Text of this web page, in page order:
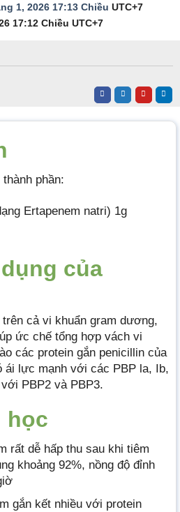
1, 2026 17:13 Chiều UTC+7
17:12 Chiều UTC+7
phần:
Ertapenem natri) 1g
của
cả vi khuẩn gram dương,
ức chế tổng hợp vách vi
các protein gắn penicillin của
ái lực mạnh với các PBP la, Ib,
PBP2 và PBP3.
học
rất dễ hấp thu sau khi tiêm
khoảng 92%, nồng độ đỉnh
gắn kết nhiều với protein